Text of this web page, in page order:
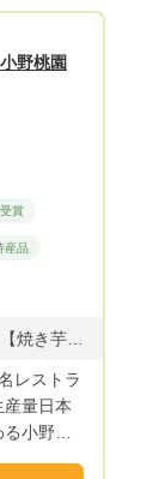
野桃園
賞
産品
レストラ
小野桃